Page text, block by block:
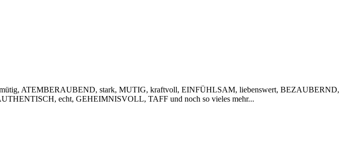
ATEMBERAUBEND, stark, MUTIG, kraftvoll, EINFÜHLSAM, liebenswert, BEZAUBERND,
echt, GEHEIMNISVOLL, TAFF und noch so vieles mehr...